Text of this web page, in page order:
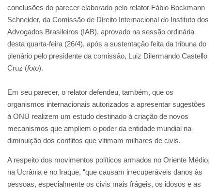
conclusões do parecer elaborado pelo relator Fábio Bockmann
Schneider, da Comissão de Direito Internacional do Instituto dos
Advogados Brasileiros (IAB), aprovado na sessão ordinária
desta quarta-feira (26/4), após a sustentação feita da tribuna do
plenário pelo presidente da comissão, Luiz Dilermando Castello
Cruz (foto).
Em seu parecer, o relator defendeu, também, que os
organismos internacionais autorizados a apresentar sugestões
à ONU realizem um estudo destinado à criação de novos
mecanismos que ampliem o poder da entidade mundial na
diminuição dos conflitos que vitimam milhares de civis.
A respeito dos movimentos políticos armados no Oriente Médio,
na Ucrânia e no Iraque, “que causam irrecuperáveis danos às
pessoas, especialmente os civis mais frágeis, os idosos e as